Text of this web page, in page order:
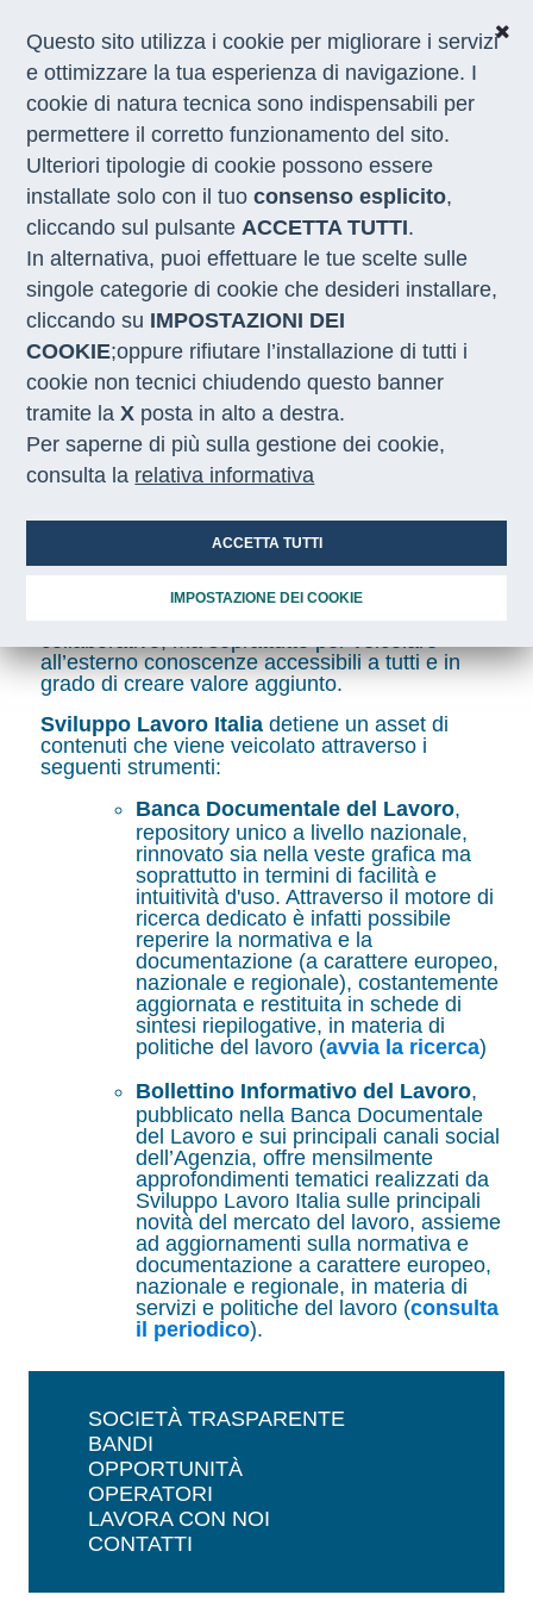
CHI SIAMO
COSA FACCIAMO
I NOSTRI SERVIZI
MEDIA
CON LE REGIONI
Home / Banca dati
Banca Documentale del Lavoro
knowledge managementrappresenta uno dei
di una moderna organizzazione, in termini di
collaborativo, ma soprattutto per veicolare
all’esterno conoscenze accessibili a tutti e in
grado di creare valore aggiunto.
Sviluppo Lavoro Italia detiene un asset di
contenuti che viene veicolato attraverso i
seguenti strumenti:
Banca Documentale del Lavoro,
repository unico a livello nazionale,
rinnovato sia nella veste grafica ma
soprattutto in termini di facilità e
intuitività d'uso. Attraverso il motore di
ricerca dedicato è infatti possibile
reperire la normativa e la
documentazione (a carattere europeo,
nazionale e regionale), costantemente
aggiornata e restituita in schede di
sintesi riepilogative, in materia di
politiche del lavoro (avvia la ricerca)
Bollettino Informativo del Lavoro,
pubblicato nella Banca Documentale
del Lavoro e sui principali canali social
dell’Agenzia, offre mensilmente
approfondimenti tematici realizzati da
Sviluppo Lavoro Italia sulle principali
novità del mercato del lavoro, assieme
ad aggiornamenti sulla normativa e
documentazione a carattere europeo,
nazionale e regionale, in materia di
servizi e politiche del lavoro (consulta
il periodico).
SOCIETÀ TRASPARENTE
BANDI
OPPORTUNITÀ
OPERATORI
LAVORA CON NOI
CONTATTI
Questo sito utilizza i cookie per migliorare i servizi
e ottimizzare la tua esperienza di navigazione. I
cookie di natura tecnica sono indispensabili per
permettere il corretto funzionamento del sito.
Ulteriori tipologie di cookie possono essere
installate solo con il tuoconsenso esplicito,
cliccando sul pulsanteACCETTA TUTTI.
In alternativa, puoi effettuare le tue scelte sulle
singole categorie di cookie che desideri installare,
cliccando su IMPOSTAZIONI DEI
COOKIE;oppure rifiutare l’installazione di tutti i
cookie non tecnici chiudendo questo banner
tramite laX posta in alto a destra.
Per saperne di più sulla gestione dei cookie,
consulta la relativa informativa
ACCETTA TUTTI
IMPOSTAZIONE DEI COOKIE